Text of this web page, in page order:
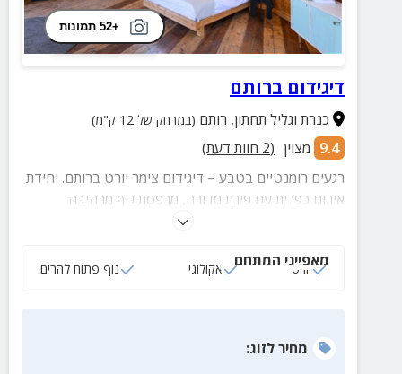
+52 תמונות
דיגידום ברותם
כנרת וגליל תחתון, רותם (במרחק של 12 ק"מ)
9.4 מצוין (
2 חוות דעת)
רגעים רומנטיים בטבע – דיגידום צימר יורט ברותם. יחידת
אירוח כפרית עם פינת מדורה, מרפסת נוף מרהיבה
מאפייני המתחם
יורט אקולוגי נוף פתוח להרים
מחירלזוג: